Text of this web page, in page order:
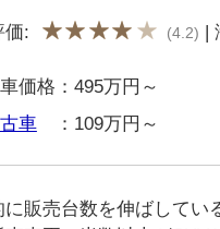
価: (4.2) |
価格：495万円～
車：109万円～
に販売台数を伸ばしてい